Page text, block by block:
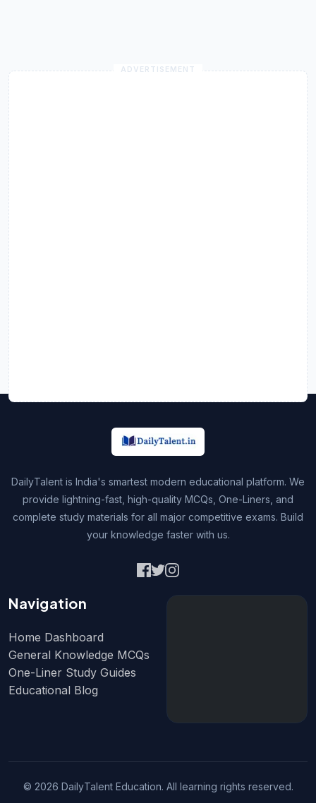
DailyTalent is India's smartest modern educational platform. We
provide lightning-fast, high-quality MCQs, One-Liners, and
complete study materials for all major competitive exams. Build
your knowledge faster with us.
Navigation
Home Dashboard
General Knowledge MCQs
One-Liner Study Guides
Educational Blog
© 2026 DailyTalent Education. All learning rights reserved.